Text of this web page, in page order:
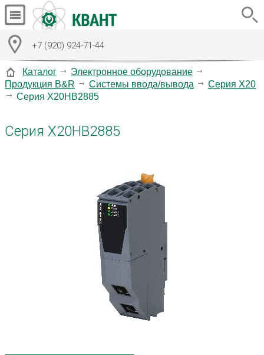
+7 (920) 924-71-44
Каталог
Электронное оборудование
Продукция B&R
Системы ввода/вывода
Серия X20
Серия X20HB2885
Серия X20HB2885